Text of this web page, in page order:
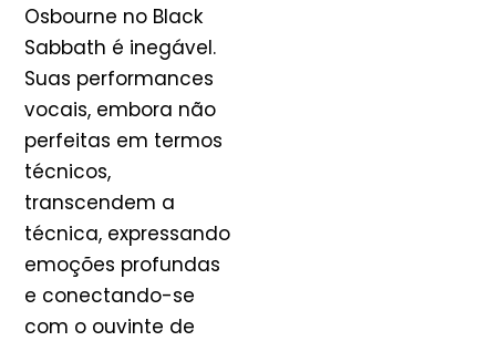
Osbourne no Black
Sabbath é inegável.
Suas performances
vocais, embora não
perfeitas em termos
técnicos,
transcendem a
técnica, expressando
emoções profundas
e conectando-se
com o ouvinte de